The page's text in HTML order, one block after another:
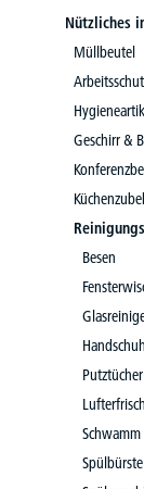
Nützliches
Müllbeutel
Geschirr &
Besen
Putztücher
Schwamm
Spülbürste